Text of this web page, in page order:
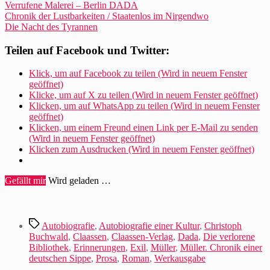
Verrufene Malerei – Berlin DADA
Chronik der Lustbarkeiten / Staatenlos im Nirgendwo
Die Nacht des Tyrannen
Teilen auf Facebook und Twitter:
Klick, um auf Facebook zu teilen (Wird in neuem Fenster
geöffnet)
Klicke, um auf X zu teilen (Wird in neuem Fenster geöffnet)
Klicken, um auf WhatsApp zu teilen (Wird in neuem Fenster
geöffnet)
Klicken, um einem Freund einen Link per E-Mail zu senden
(Wird in neuem Fenster geöffnet)
Klicken zum Ausdrucken (Wird in neuem Fenster geöffnet)
Gefällt mir Wird geladen …
Schlagwörter
Autobiografie, Autobiografie einer Kultur, Christoph
Buchwald, Claassen, Claassen-Verlag, Dada, Die verlorene
Bibliothek, Erinnerungen, Exil, Müller, Müller. Chronik einer
deutschen Sippe, Prosa, Roman, Werkausgabe